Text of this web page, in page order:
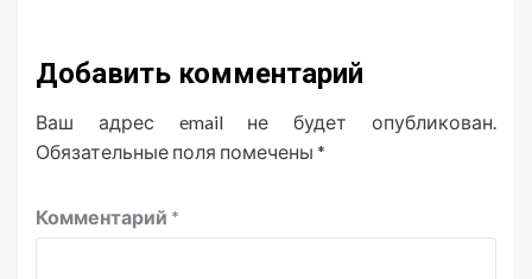
Добавить комментарий
Ваш адрес email не будет опубликован.
Обязательные поля помечены *
Комментарий *